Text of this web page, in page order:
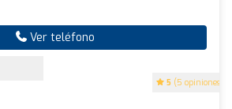
5 (5 opiniones)
Ver teléfono